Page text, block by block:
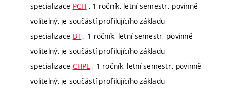
specializace PCH , 1 ročník, letní semestr, povinně
volitelný, je součástí profilujícího základu
specializace BT , 1 ročník, letní semestr, povinně
volitelný, je součástí profilujícího základu
specializace CHPL , 1 ročník, letní semestr, povinně
volitelný, je součástí profilujícího základu